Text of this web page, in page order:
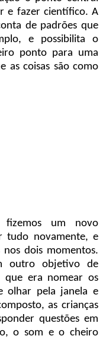
e fazer científico. A
de padrões que
e possibilita o
ponto para uma
as coisas são como
fizemos um novo
tudo novamente, e
dois momentos.
outro objetivo de
que era nomear os
olhar pela janela e
as crianças
questões em
o som e o cheiro